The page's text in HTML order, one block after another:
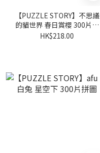
【PUZZLE STORY】不思議
的貓世界 春日賞櫻 300片拼
圖
HK$218.00